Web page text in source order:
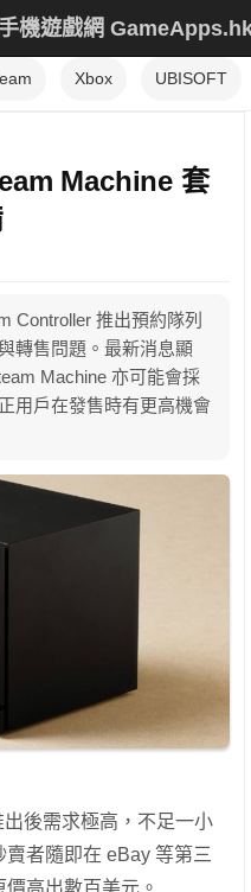
機遊戲網
Xbox UBISOFT
Machine 套
Controller 推出預約隊列
轉售問題。最新消息顯
Machine 亦可能會採
用戶在發售時有更高機會
後需求極高，不足一小
者隨即在 eBay 等第三